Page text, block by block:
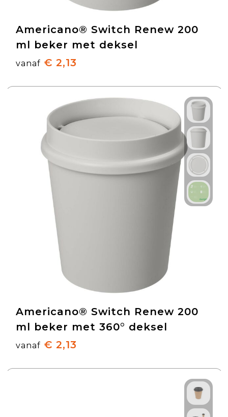
Americano® Switch Renew 200
ml beker met deksel
vanaf € 2,13
Americano® Switch Renew 200
ml beker met 360° deksel
vanaf € 2,13